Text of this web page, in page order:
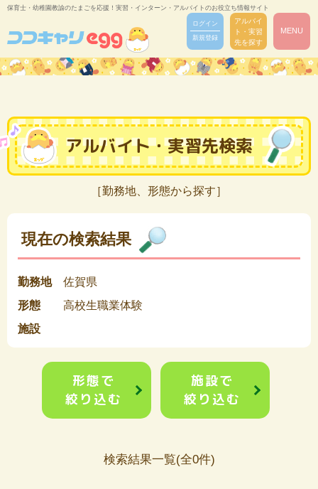
保育士・幼稚園教諭のたまごを応援！実習・インターン・アルバイトのお役立ち情報サイト
ログイン
新規登録
アルバイ
ト・実習
先を探す
MENU
アルバイト・実習先検索
［勤務地、形態から探す］
現在の検索結果
勤務地
佐賀県
形態
高校生職業体験
施設
形態で
絞り込む
施設で
絞り込む
検索結果一覧(全0件)